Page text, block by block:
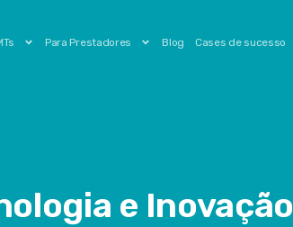
Para Prestadores Blog Cases de sucesso
e Inovação